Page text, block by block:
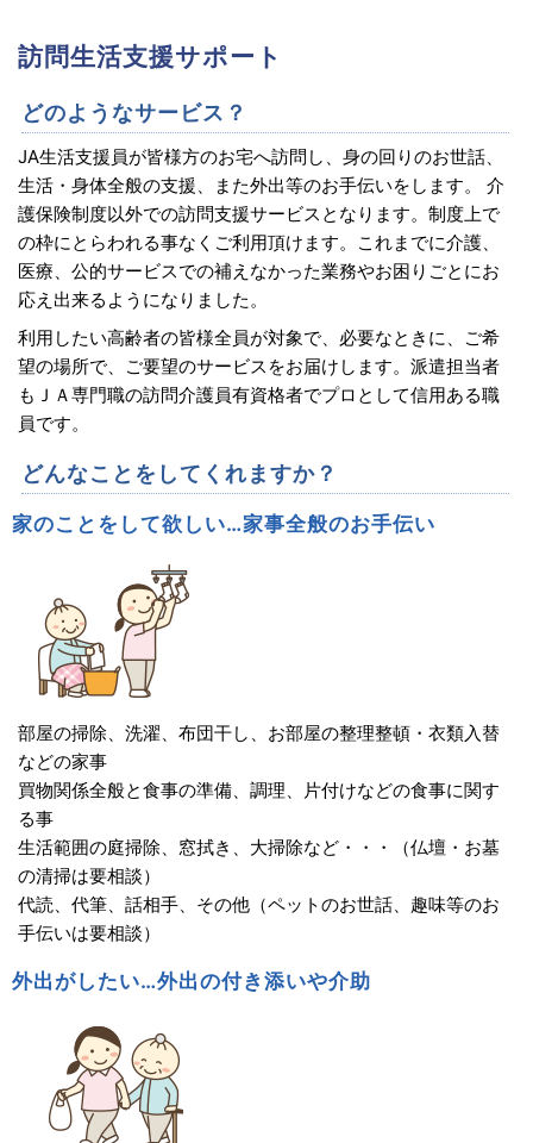
訪問生活支援サポート
どのようなサービス？
JA生活支援員が皆様方のお宅へ訪問し、身の回りのお世話、
生活・身体全般の支援、また外出等のお手伝いをします。 介
護保険制度以外での訪問支援サービスとなります。制度上で
の枠にとらわれる事なくご利用頂けます。これまでに介護、
医療、公的サービスでの補えなかった業務やお困りごとにお
応え出来るようになりました。
利用したい高齢者の皆様全員が対象で、必要なときに、ご希
望の場所で、ご要望のサービスをお届けします。派遣担当者
もＪＡ専門職の訪問介護員有資格者でプロとして信用ある職
員です。
どんなことをしてくれますか？
家のことをして欲しい…家事全般のお手伝い
部屋の掃除、洗濯、布団干し、お部屋の整理整頓・衣類入替
などの家事
買物関係全般と食事の準備、調理、片付けなどの食事に関す
る事
生活範囲の庭掃除、窓拭き、大掃除など・・・（仏壇・お墓
の清掃は要相談）
代読、代筆、話相手、その他（ペットのお世話、趣味等のお
手伝いは要相談）
外出がしたい…外出の付き添いや介助